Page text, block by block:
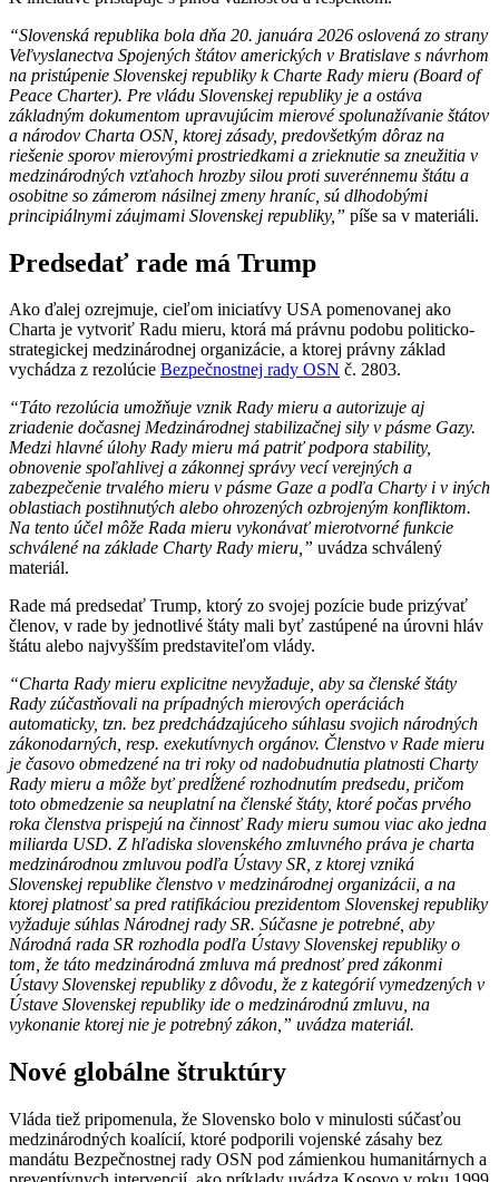
“Slovenská republika bola dňa 20. januára 2026 oslovená zo strany
Veľvyslanectva Spojených štátov amerických v Bratislave s návrhom
na pristúpenie Slovenskej republiky k Charte Rady mieru (Board of
Peace Charter). Pre vládu Slovenskej republiky je a ostáva
základným dokumentom upravujúcim mierové spolunažívanie štátov
a národov Charta OSN, ktorej zásady, predovšetkým dôraz na
riešenie sporov mierovými prostriedkami a zrieknutie sa zneužitia v
medzinárodných vzťahoch hrozby silou proti suverénnemu štátu a
osobitne so zámerom násilnej zmeny hraníc, sú dlhodobými
principiálnymi záujmami Slovenskej republiky,” píše sa v materiáli.
Predsedať rade má Trump
Ako ďalej ozrejmuje, cieľom iniciatívy USA pomenovanej ako
Charta je vytvoriť Radu mieru, ktorá má právnu podobu politicko-
strategickej medzinárodnej organizácie, a ktorej právny základ
vychádza z rezolúcie Bezpečnostnej rady OSN č. 2803.
“Táto rezolúcia umožňuje vznik Rady mieru a autorizuje aj
zriadenie dočasnej Medzinárodnej stabilizačnej sily v pásme Gazy.
Medzi hlavné úlohy Rady mieru má patriť podpora stability,
obnovenie spoľahlivej a zákonnej správy vecí verejných a
zabezpečenie trvalého mieru v pásme Gaze a podľa Charty i v iných
oblastiach postihnutých alebo ohrozených ozbrojeným konfliktom.
Na tento účel môže Rada mieru vykonávať mierotvorné funkcie
schválené na základe Charty Rady mieru,” uvádza schválený
materiál.
Rade má predsedať Trump, ktorý zo svojej pozície bude prizývať
členov, v rade by jednotlivé štáty mali byť zastúpené na úrovni hláv
štátu alebo najvyšším predstaviteľom vlády.
“Charta Rady mieru explicitne nevyžaduje, aby sa členské štáty
Rady zúčastňovali na prípadných mierových operáciách
automaticky, tzn. bez predchádzajúceho súhlasu svojich národných
zákonodarných, resp. exekutívnych orgánov. Členstvo v Rade mieru
je časovo obmedzené na tri roky od nadobudnutia platnosti Charty
Rady mieru a môže byť predĺžené rozhodnutím predsedu, pričom
toto obmedzenie sa neuplatní na členské štáty, ktoré počas prvého
roka členstva prispejú na činnosť Rady mieru sumou viac ako jedna
miliarda USD. Z hľadiska slovenského zmluvného práva je charta
medzinárodnou zmluvou podľa Ústavy SR, z ktorej vzniká
Slovenskej republike členstvo v medzinárodnej organizácii, a na
ktorej platnosť sa pred ratifikáciou prezidentom Slovenskej republiky
vyžaduje súhlas Národnej rady SR. Súčasne je potrebné, aby
Národná rada SR rozhodla podľa Ústavy Slovenskej republiky o
tom, že táto medzinárodná zmluva má prednosť pred zákonmi
Ústavy Slovenskej republiky z dôvodu, že z kategórií vymedzených v
Ústave Slovenskej republiky ide o medzinárodnú zmluvu, na
vykonanie ktorej nie je potrebný zákon,” uvádza materiál.
Nové globálne štruktúry
Vláda tiež pripomenula, že Slovensko bolo v minulosti súčasťou
medzinárodných koalícií, ktoré podporili vojenské zásahy bez
mandátu Bezpečnostnej rady OSN pod zámienkou humanitárnych a